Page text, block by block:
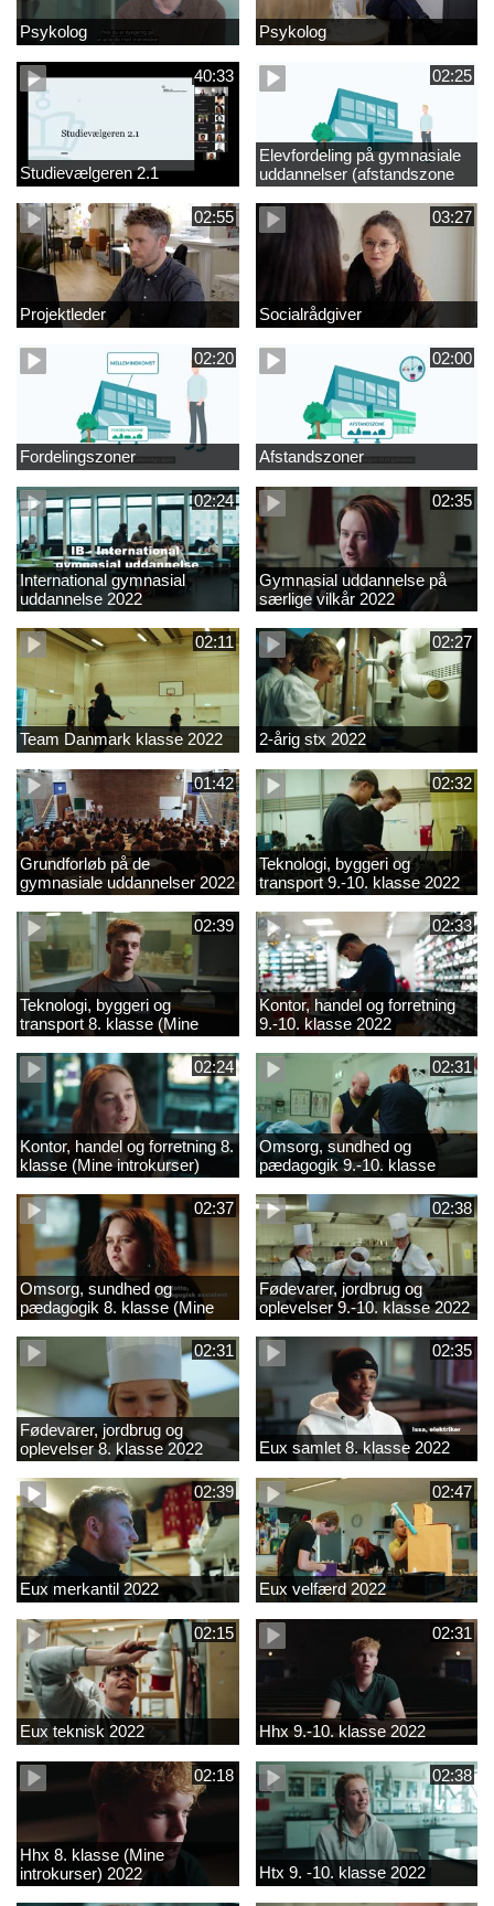
Psykolog Psykolog
40:33
Studievælgeren 2.1
02:25
Elevfordeling på gymnasiale
uddannelser (afstandszone
redigeret)
02:55
Projektleder
03:27
Socialrådgiver
02:20
Fordelingszoner
02:00
Afstandszoner
02:24
International gymnasial
uddannelse 2022
02:35
Gymnasial uddannelse på
særlige vilkår 2022
02:11
Team Danmark klasse 2022
02:27
2-årig stx 2022
01:42
Grundforløb på de
gymnasiale uddannelser 2022
02:32
Teknologi, byggeri og
transport 9.-10. klasse 2022
02:39
Teknologi, byggeri og
transport 8. klasse (Mine
introkurser) 2022
02:33
Kontor, handel og forretning
9.-10. klasse 2022
02:24
Kontor, handel og forretning 8.
klasse (Mine introkurser)
2022
02:31
Omsorg, sundhed og
pædagogik 9.-10. klasse
2022
02:37
Omsorg, sundhed og
pædagogik 8. klasse (Mine
introkurser) 2022
02:38
Fødevarer, jordbrug og
oplevelser 9.-10. klasse 2022
02:31
Fødevarer, jordbrug og
oplevelser 8. klasse 2022
02:35
Eux samlet 8. klasse 2022
02:39
Eux merkantil 2022
02:47
Eux velfærd 2022
02:15
Eux teknisk 2022
02:31
Hhx 9.-10. klasse 2022
02:18
Hhx 8. klasse (Mine
introkurser) 2022
02:38
Htx 9. -10. klasse 2022